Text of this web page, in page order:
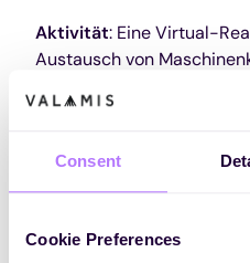
Consent
Cookie Preferences
Aktivität: Eine Virtual-
Austausch von
Lernziel: In der Sitzung
demonstriert.
Lernergebnis: Die